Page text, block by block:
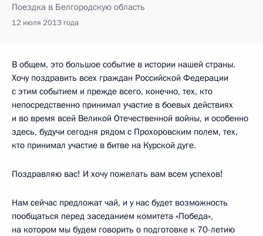
Поездка в Белгородскую область
12 июля 2013 года
В общем, это большое событие в истории нашей страны.
Хочу поздравить всех граждан Российской Федерации
с этим событием и прежде всего, конечно, тех, кто
непосредственно принимал участие в боевых действиях
и во время всей Великой Отечественной войны, и особенно
здесь, будучи сегодня рядом с Прохоровским полем, тех,
кто принимал участие в битве на Курской дуге.
Поздравляю вас! И хочу пожелать вам всем успехов!
Нам сейчас предложат чай, и у нас будет возможность
пообщаться перед заседанием комитета «Победа»,
на котором мы будем говорить о подготовке к 70-летию